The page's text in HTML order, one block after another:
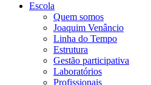
Escola
Quem somos
Joaquim Venâncio
Linha do Tempo
Estrutura
Gestão participativa
Laboratórios
Profissionais